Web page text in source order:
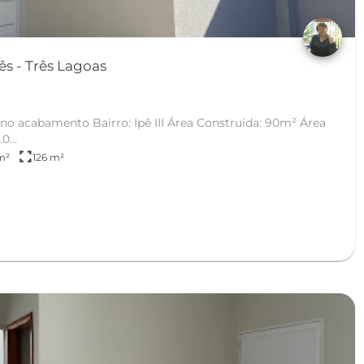
Casa em Jardim dos Ipês - Três Lagoas
Área Construída: 90m² Área
fullscreen126 m²